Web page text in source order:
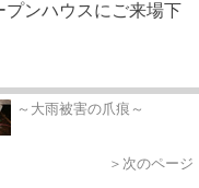
ンハウスにご来場下
～大雨被害の爪痕～
＞次のページ